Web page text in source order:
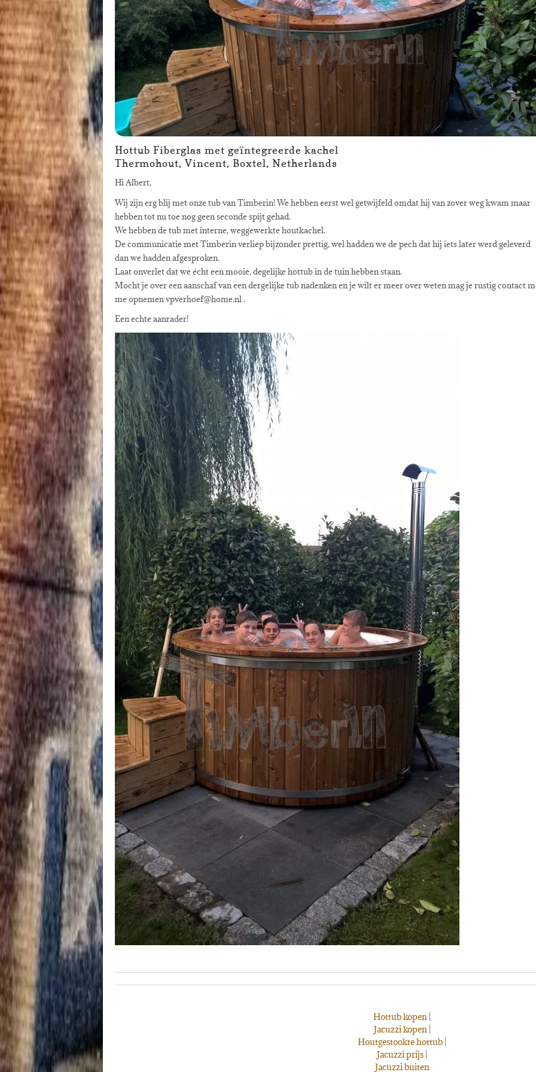
Hottub Fiberglas met geïntegreerde kachel
Thermohout, Vincent, Boxtel, Netherlands
Hi Albert,
Wij zijn erg blij met onze tub van Timberin! We hebben eerst wel getwijfeld omdat hij van zover weg kwam maar
hebben tot nu toe nog geen seconde spijt gehad.
We hebben de tub met interne, weggewerkte houtkachel.
De communicatie met Timberin verliep bijzonder prettig, wel hadden we de pech dat hij iets later werd geleverd
dan we hadden afgesproken.
Laat onverlet dat we écht een mooie, degelijke hottub in de tuin hebben staan.
Mocht je over een aanschaf van een dergelijke tub nadenken en je wilt er meer over weten mag je rustig contact
me opnemen vpverhoef@home.nl .
Een echte aanrader!
Hottub kopen
Jacuzzi kopen|
Houtgestookte hottub
Jacuzzi prijs
Jacuzzi buiten